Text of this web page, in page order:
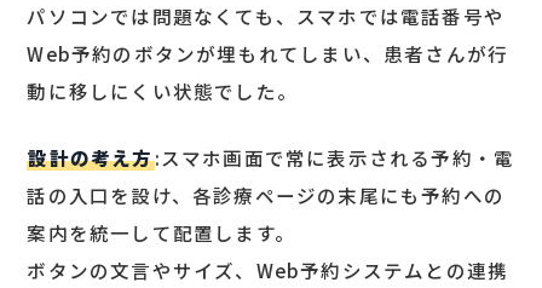
パソコンでは問題なくても、スマホでは電話番号や
Web予約のボタンが埋もれてしまい、患者さんが行
動に移しにくい状態でした。
設計の考え方:スマホ画面で常に表示される予約・電
話の入口を設け、各診療ページの末尾にも予約への
案内を統一して配置します。
ボタンの文言やサイズ、Web予約システムとの連携